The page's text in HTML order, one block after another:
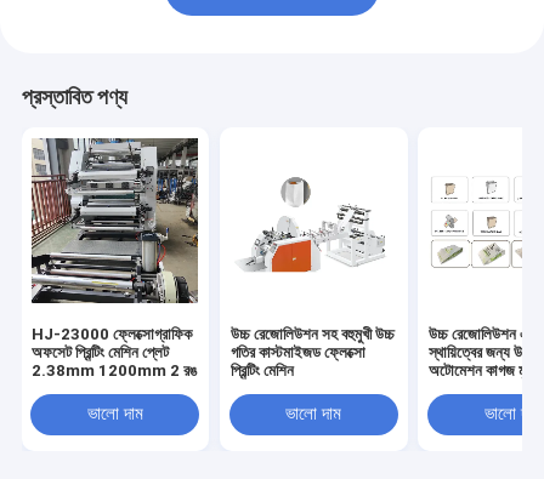
প্রস্তাবিত পণ্য
HJ-23000 ফ্লেক্সোগ্রাফিক
অফসেট প্রিন্টিং মেশিন প্লেট
2.38mm 1200mm 2 রঙ
ভালো দাম
উচ্চ রেজোলিউশন সহ বহুমুখী উচ্চ
গতির কাস্টমাইজড ফ্লেক্সো
প্রিন্টিং মেশিন
ভালো দাম
উচ্চ রেজোলিউশন এবং
স্থায়িত্বের জন্য উচ্চ
অটোমেশন কাগজ
ভালো দাম